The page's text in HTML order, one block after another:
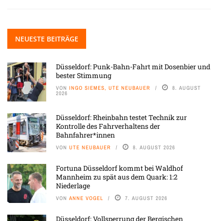
NEUESTE BEITRÄGE
Düsseldorf: Punk-Bahn-Fahrt mit Dosenbier und
bester Stimmung
VON INGO SIEMES, UTE NEUBAUER 8. AUGUST
2026
Düsseldorf: Rheinbahn testet Technik zur
Kontrolle des Fahrverhaltens der
Bahnfahrer*innen
VON UTE NEUBAUER 8. AUGUST 2026
Fortuna Düsseldorf kommt bei Waldhof
Mannheim zu spät aus dem Quark: 1:2
Niederlage
VON ANNE VOGEL 7. AUGUST 2026
Düsseldorf: Vollsperrung der Bergischen